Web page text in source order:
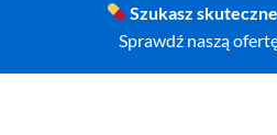
Szukasz
Sprawdź naszą